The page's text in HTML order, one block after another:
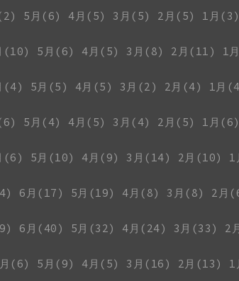
5月(6) 4月(5) 3月(5) 2月(5)
1月(3)
(10) 5月(6) 4月(5) 3月(8) 2月(11)
1
(4) 5月(5) 4月(5) 3月(2) 2月(4)
1月
5月(4) 4月(5) 3月(4) 2月(5)
1月(6)
(6) 5月(10) 4月(9) 3月(14) 2月(10)
1
6月(17) 5月(19) 4月(8) 3月(8) 2月
6月(40) 5月(32) 4月(24) 3月(33) 2
(6) 5月(9) 4月(5) 3月(16) 2月(13)
1